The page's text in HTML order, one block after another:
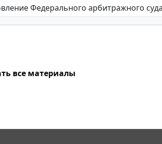
все материалы